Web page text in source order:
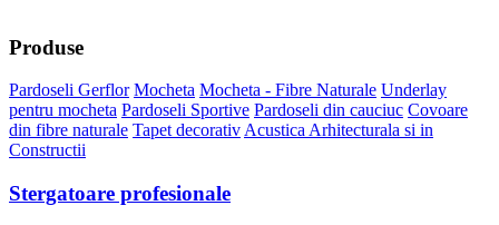
Produse
Pardoseli Gerflor Mocheta Mocheta - Fibre Naturale Underlay
pentru mocheta Pardoseli Sportive Pardoseli din cauciuc Covoare
din fibre naturale Tapet decorativAcustica Arhitecturala si in
Constructii
Stergatoare profesionale